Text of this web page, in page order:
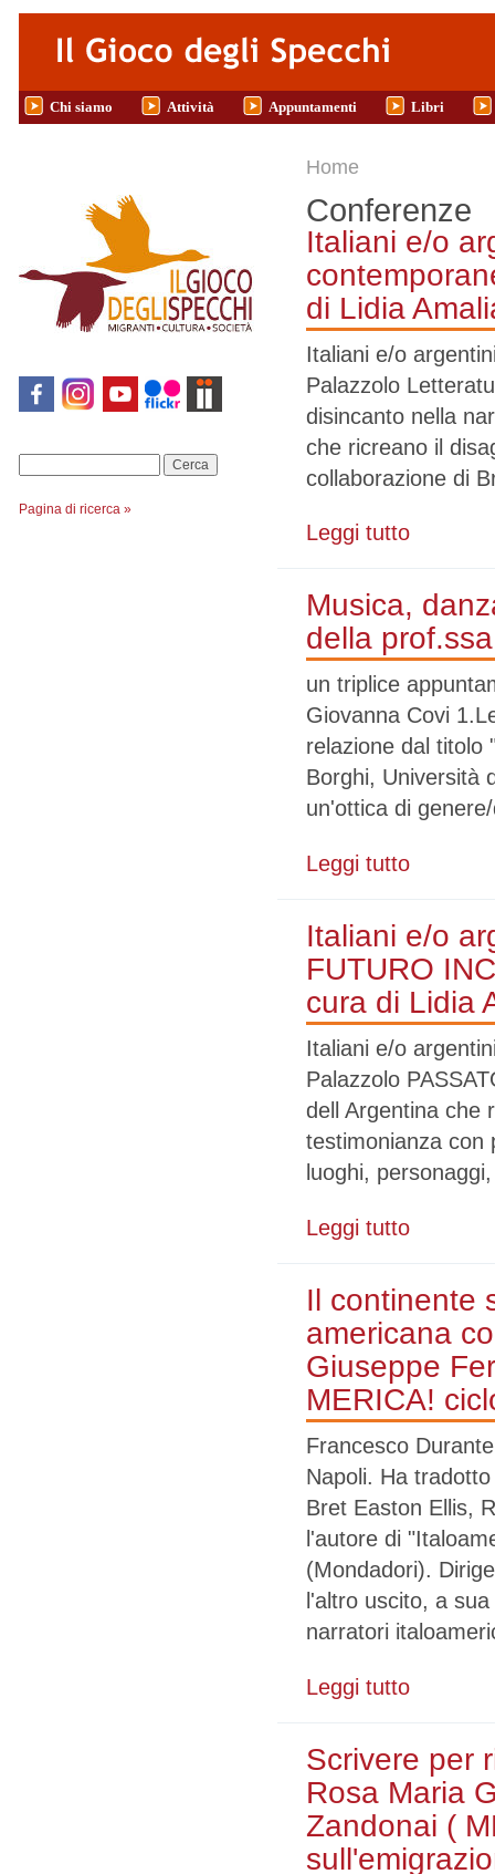
Salta al contenuto principale
Chi siamo Attività Appuntamenti Libri
Pagina di ricerca »
Tu sei qui
Home
Conferenze
Italiani e/o
di Lidia
Italiani e/o
Palazzolo
disincanto nella
che ricreano il
collaborazione di
Leggi tutto
Musica,
della
un triplice
Giovanna Covi
relazione dal titolo
Borghi, Università
un'ottica di
Leggi tutto
Italiani e/o
FUTURO
cura di Lidia
Italiani e/o
Palazzolo
dell Argentina
testimonianza con
luoghi,
Leggi tutto
Il continente
americana
Giuseppe
MERICA!
Francesco
Napoli. Ha
Bret Easton Ellis,
l'autore di
(Mondadori).
l'altro uscito, a
narratori
Leggi tutto
Scrivere per
Rosa Maria
Zandonai (